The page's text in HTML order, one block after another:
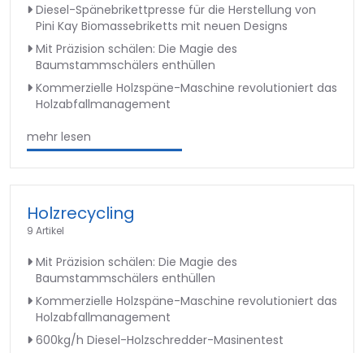
Diesel-Spänebrikettpresse für die Herstellung von
Pini Kay Biomassebriketts mit neuen Designs
Mit Präzision schälen: Die Magie des
Baumstammschälers enthüllen
Kommerzielle Holzspäne-Maschine revolutioniert das
Holzabfallmanagement
mehr lesen
Holzrecycling
9 Artikel
Mit Präzision schälen: Die Magie des
Baumstammschälers enthüllen
Kommerzielle Holzspäne-Maschine revolutioniert das
Holzabfallmanagement
600kg/h Diesel-Holzschredder-Masinentest